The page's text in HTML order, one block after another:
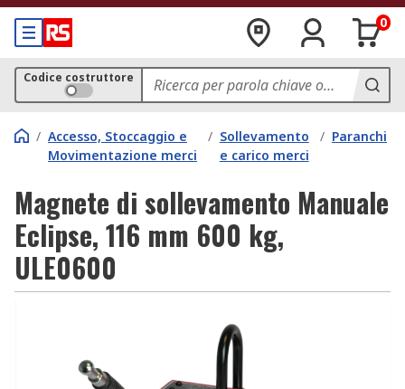
0
Codice costruttore
/ Accesso, Stoccaggio e
Movimentazione merci
/ Sollevamento
e carico merci
/ Paranchi
Magnete di sollevamento Manuale
Eclipse, 116 mm 600 kg,
ULE0600